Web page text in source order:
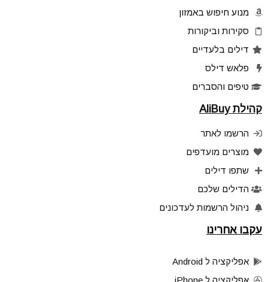
מנוע חיפוש באמזון
סקירות וביקורות
דילים בלעדיים
פלאש דילס
טיפים והסברים
קהילת AliBuy
הרשמו לאתר
מוצרים מועדפים
שתפו דילים
הדילים שלכם
ניהול הרשמות לעדכונים
עקבו אחרינו
אפליקציה ל Android